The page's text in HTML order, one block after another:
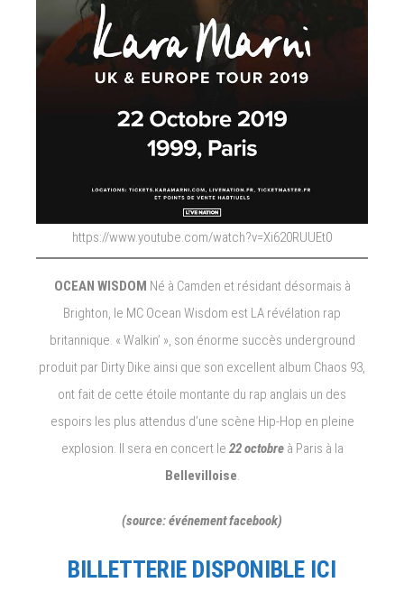
https://www.youtube.com/watch?v=Xi620RUUEt0
OCEAN WISDOM Né à Camden et résidant désormais à
Brighton, le MC Ocean Wisdom est LA révélation rap
britannique. « Walkin’ », son énorme succès underground
produit par Dirty Dike ainsi que son excellent album Chaos 93,
ont fait de cette étoile montante du rap anglais un des
espoirs les plus attendus d’une scène Hip-Hop en pleine
explosion. Il sera en concert le 22 octobreà Paris à la
Bellevilloise.
(source: événement facebook)
BILLETTERIE DISPONIBLE ICI